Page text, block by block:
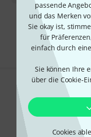
passende
und das Merken
Sie okay ist,
für
einfach durch
Sie können Ihre
über die Cookie-
Cookies
Alle
Gefällt